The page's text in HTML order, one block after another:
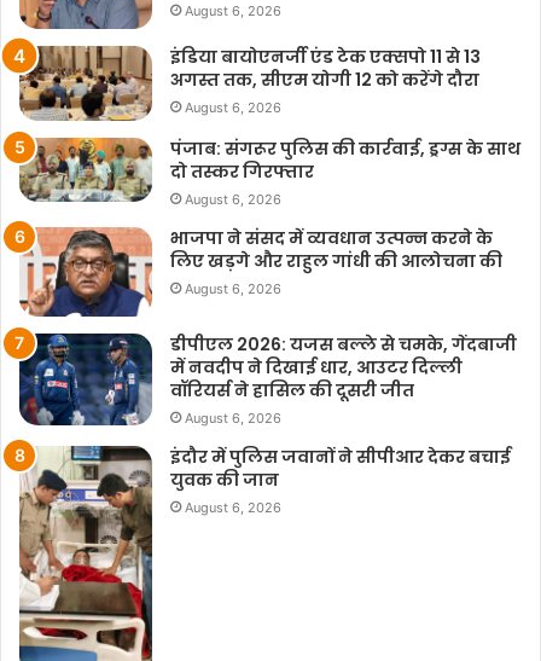
August 6, 2026
इंडिया बायोएनर्जी एंड टेक एक्सपो 11 से 13
अगस्त तक, सीएम योगी 12 को करेंगे दौरा
August 6, 2026
पंजाब: संगरूर पुलिस की कार्रवाई, ड्रग्स के साथ
दो तस्कर गिरफ्तार
August 6, 2026
भाजपा ने संसद में व्यवधान उत्पन्न करने के
लिए खड़गे और राहुल गांधी की आलोचना की
August 6, 2026
डीपीएल 2026: यजस बल्ले से चमके, गेंदबाजी
में नवदीप ने दिखाई धार, आउटर दिल्ली
वॉरियर्स ने हासिल की दूसरी जीत
August 6, 2026
इंदौर में पुलिस जवानों ने सीपीआर देकर बचाई
युवक की जान
August 6, 2026